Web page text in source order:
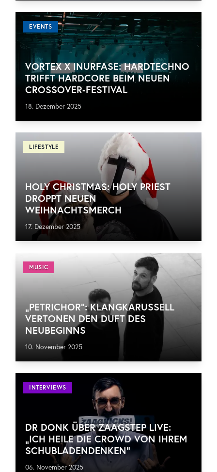
EVENTS
VORTEX X INURFASE: HARDTECHNO
TRIFFT HARDCORE BEIM NEUEN
CROSSOVER-FESTIVAL
18. Dezember 2025
LIFESTYLE
HOLY CHRISTMAS: HOLY PRIEST
DROPPT NEUEN
WEIHNACHTSMERCH
17. Dezember 2025
MUSIC
„PETRICHOR“: KLANGKARUSSELL
VERTONEN DEN DUFT DES
NEUBEGINNS
10. November 2025
INTERVIEWS
DR DONK ÜBER ZAAGSTEP LIVE:
„ICH HEILE DIE CROWD VON IHREM
SCHUBLADENDENKEN“
06. November 2025